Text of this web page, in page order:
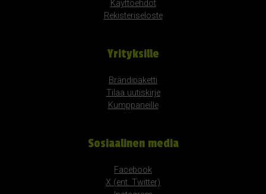
Käyttöehdot
Rekisteriseloste
Yrityksille
Brändipaketti
Tilaa uutiskirje
Kumppaneille
Sosiaalinen media
Facebook
X (ent. Twitter)